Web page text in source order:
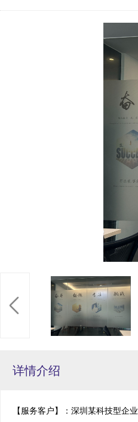
详情介绍
【服务客户】：深圳某科技型企业